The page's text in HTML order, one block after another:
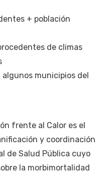
+ población
de climas
algunos municipios del
frente al Calor es el
y coordinación
de Salud Pública cuyo
la morbimortalidad